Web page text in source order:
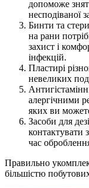
допоможе
несподіваної
Бинти та
на рани
захист і
інфекцій.
Пластирі
невеликих
алергічними
яких ви
Засоби для
контактувати
час
Правильно
більшістю